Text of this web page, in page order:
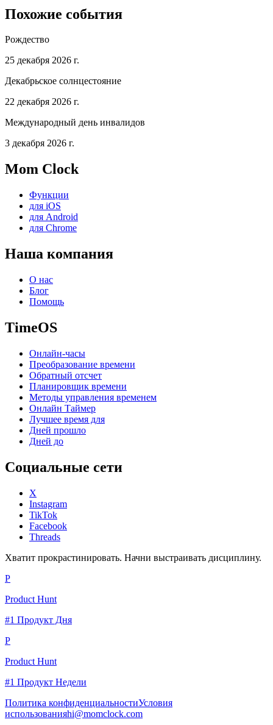
Похожие события
Рождество
25 декабря 2026 г.
Декабрьское солнцестояние
22 декабря 2026 г.
Международный день инвалидов
3 декабря 2026 г.
Mom Clock
Функции
для iOS
для Android
для Chrome
Наша компания
О нас
Блог
Помощь
TimeOS
Онлайн-часы
Преобразование времени
Обратный отсчет
Планировщик времени
Методы управления временем
Онлайн Таймер
Лучшее время для
Дней прошло
Дней до
Социальные сети
X
Instagram
TikTok
Facebook
Threads
Хватит прокрастинировать. Начни выстраивать дисциплину.
P
Product Hunt
#1 Продукт Дня
P
Product Hunt
#1 Продукт Недели
Политика конфиденциальностиУсловия
использованияhi@momclock.com